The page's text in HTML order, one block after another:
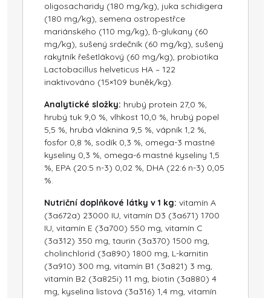
oligosacharidy (180 mg/kg), juka schidigera
(180 mg/kg), semena ostropestřce
mariánského (110 mg/kg), ß-glukany (60
mg/kg), sušený srdečník (60 mg/kg), sušený
rakytník řešetlákový (60 mg/kg), probiotika
Lactobacillus helveticus HA – 122
inaktivováno (15×109 buněk/kg).
Analytické složky: hrubý protein 27,0 %,
hrubý tuk 9,0 %, vlhkost 10,0 %, hrubý popel
5,5 %, hrubá vláknina 9,5 %, vápník 1,2 %,
fosfor 0,8 %, sodík 0,3 %, omega-3 mastné
kyseliny 0,3 %, omega-6 mastné kyseliny 1,5
%, EPA (20:5 n-3) 0,02 %, DHA (22:6 n-3) 0,05
%.
Nutriční doplňkové látky v 1 kg: vitamín A
(3a672a) 23000 IU, vitamín D3 (3a671) 1700
IU, vitamín E (3a700) 550 mg, vitamín C
(3a312) 350 mg, taurin (3a370) 1500 mg,
cholinchlorid (3a890) 1800 mg, L-karnitin
(3a910) 300 mg, vitamín B1 (3a821) 3 mg,
vitamín B2 (3a825i) 11 mg, biotin (3a880) 4
mg, kyselina listová (3a316) 1,4 mg, vitamín